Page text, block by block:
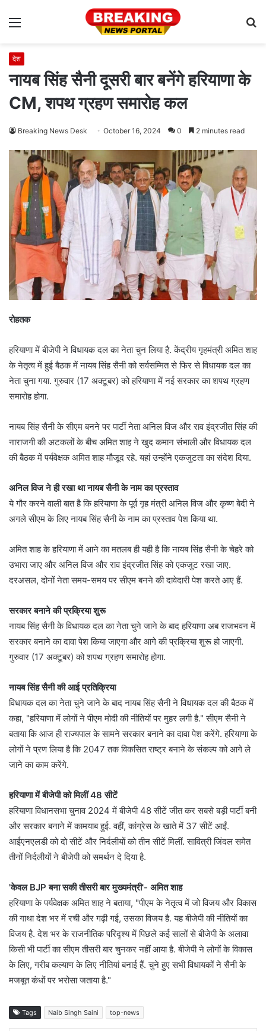
Menu
देश
नायब सिंह सैनी दूसरी बार बनेंगे हरियाणा के
CM, शपथ ग्रहण समारोह कल
Breaking News Desk October 16, 2024 0 2 minutes read
रोहतक
हरियाणा में बीजेपी ने विधायक दल का नेता चुन लिया है. केंद्रीय गृहमंत्री अमित शाह
के नेतृत्व में हुई बैठक में नायब सिंह सैनी को सर्वसम्मित से फिर से विधायक दल का
नेता चुना गया. गुरुवार (17 अक्टूबर) को हरियाणा में नई सरकार का शपथ ग्रहण
समारोह होगा.
नायब सिंह सैनी के सीएम बनने पर पार्टी नेता अनिल विज और राव इंद्रजीत सिंह की
नाराजगी की अटकलों के बीच अमित शाह ने खुद कमान संभाली और विधायक दल
की बैठक में पर्यवेक्षक अमित शाह मौजूद रहे. यहां उन्होंने एकजुटता का संदेश दिया.
अनिल विज ने ही रखा था नायब सैनी के नाम का प्रस्ताव
ये गौर करने वाली बात है कि हरियाणा के पूर्व गृह मंत्री अनिल विज और कृष्ण बेदी ने
अगले सीएम के लिए नायब सिंह सैनी के नाम का प्रस्ताव पेश किया था.
अमित शाह के हरियाणा में आने का मतलब ही यही है कि नायब सिंह सैनी के चेहरे को
उभारा जाए और अनिल विज और राव इंद्रजीत सिंह को एकजुट रखा जाए.
दरअसल, दोनों नेता समय-समय पर सीएम बनने की दावेदारी पेश करते आए हैं.
सरकार बनाने की प्रक्रिया शुरू
नायब सिंह सैनी के विधायक दल का नेता चुने जाने के बाद हरियाणा अब राजभवन में
सरकार बनाने का दावा पेश किया जाएगा और आगे की प्रक्रिया शुरू हो जाएगी.
गुरुवार (17 अक्टूबर) को शपथ ग्रहण समारोह होगा.
नायब सिंह सैनी की आई प्रतिक्रिया
विधायक दल का नेता चुने जाने के बाद नायब सिंह सैनी ने विधायक दल की बैठक में
कहा, "हरियाणा में लोगों ने पीएम मोदी की नीतियों पर मुहर लगी है." सीएम सैनी ने
बताया कि आज ही राज्यपाल के सामने सरकार बनाने का दावा पेश करेंगे. हरियाणा के
लोगों ने प्रण लिया है कि 2047 तक विकसित राष्ट्र बनाने के संकल्प को आगे ले
जाने का काम करेंगे.
हरियाणा में बीजेपी को मिलीं 48 सीटें
हरियाणा विधानसभा चुनाव 2024 में बीजेपी 48 सीटें जीत कर सबसे बड़ी पार्टी बनी
और सरकार बनाने में कामयाब हुई. वहीं, कांग्रेस के खाते में 37 सीटें आईं.
आईएनएलडी को दो सीटें और निर्दलीयों को तीन सीटें मिलीं. सावित्री जिंदल समेत
तीनों निर्दलीयों ने बीजेपी को समर्थन दे दिया है.
'केवल BJP बना सकी तीसरी बार मुख्यमंत्री'- अमित शाह
हरियाणा के पर्यवेक्षक अमित शाह ने बताया, "पीएम के नेतृत्व में जो विजय और विकास
की गाथा देश भर में रची और गढ़ी गई, उसका विजय है. यह बीजेपी की नीतियों का
विजय है. देश भर के राजनीतिक परिदृश्य में पिछले कई सालों से बीजेपी के अलावा
किसी भी पार्टी का सीएम तीसरी बार चुनकर नहीं आया है. बीजेपी ने लोगों के विकास
के लिए, गरीब कल्याण के लिए नीतियां बनाई हैं. चुने हुए सभी विधायकों ने सैनी के
मजबूत कंधों पर भरोसा जताया है."
Tags Naib Singh Saini top-news